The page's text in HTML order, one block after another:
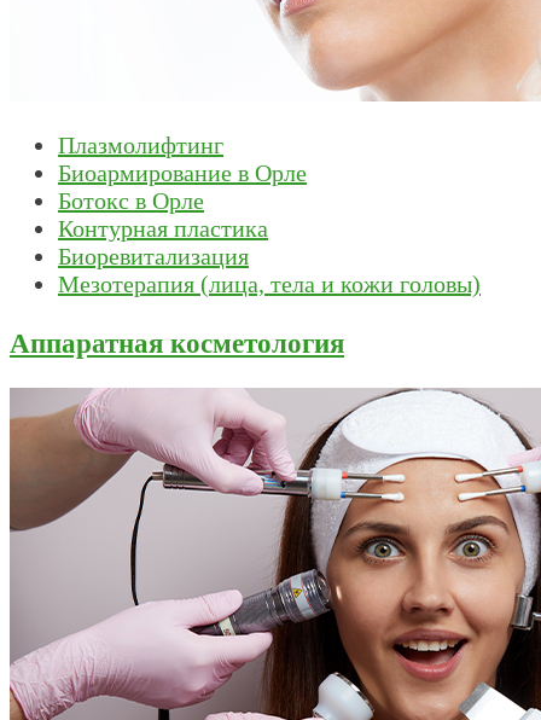
Плазмолифтинг
Биоармирование в Орле
Ботокс в Орле
Контурная пластика
Биоревитализация
Мезотерапия (лица, тела и кожи головы)
Аппаратная косметология